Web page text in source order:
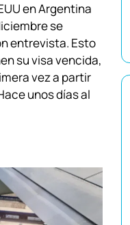
en Argentina
se
entrevista. Esto
su visa vencida,
vez a partir
unos días al